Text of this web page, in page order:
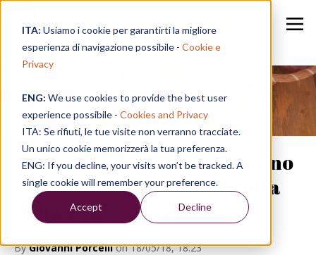
ITA: Usiamo i cookie per garantirti la migliore
esperienza di navigazione possibile - Cookie e
Privacy
ENG: We use cookies to provide the best user
experience possibile - Cookies and Privacy
ITA: Se rifiuti, le tue visite non verranno tracciate.
Un unico cookie memorizzerà la tua preferenza.
ENG: If you decline, your visits won’t be tracked. A
single cookie will remember your preference.
Accept Decline
Speak in a Week
10 Musei nel mondo anglofono
da visitare almeno una volta
nella vita
ByGiovanni Porcellion 18/05/18, 18:23